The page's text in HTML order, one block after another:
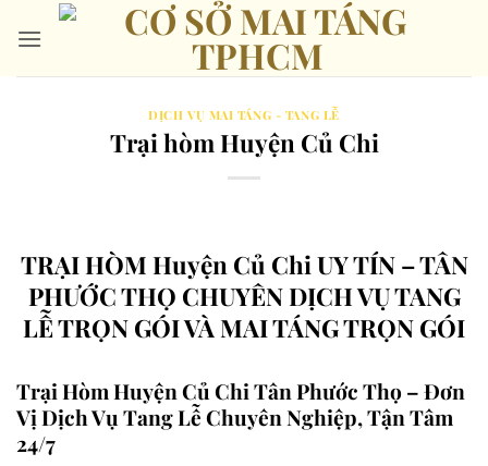
qua
DỊCH VỤ MAI TÁNG - TANG LỄ
Trại hòm Huyện Củ Chi
TRẠI HÒM Huyện Củ Chi UY TÍN – TÂN
PHƯỚC THỌ CHUYÊN DỊCH VỤ TANG
LỄ TRỌN GÓI VÀ MAI TÁNG TRỌN GÓI
Trại Hòm Huyện Củ Chi Tân Phước Thọ – Đơn
Vị Dịch Vụ Tang Lễ Chuyên Nghiệp, Tận Tâm
24/7